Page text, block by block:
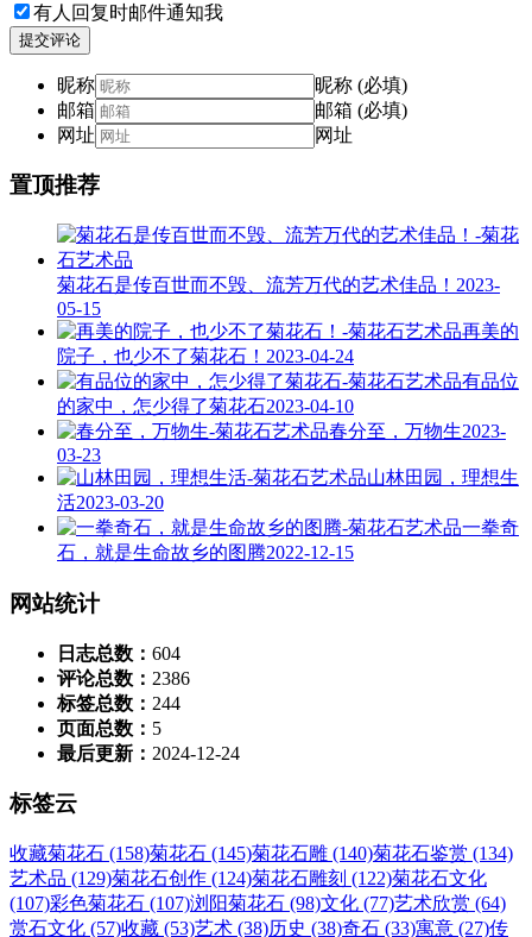
有人回复时邮件通知我
提交评论
昵称
昵称 (必填)
邮箱
邮箱 (必填)
网址
网址
置顶推荐
菊花石是传百世而不毁、流芳万代的艺术佳品！ 2023-
05-15
再美的
院子，也少不了菊花石！ 2023-04-24
有品位
的家中，怎少得了菊花石2023-04-10
春分至，万物生2023-
03-23
山林田园，理想生
活2023-03-20
一拳奇
石，就是生命故乡的图腾2022-12-15
网站统计
日志总数： 604
评论总数： 2386
标签总数： 244
页面总数： 5
最后更新： 2024-12-24
标签云
收藏菊花石 (158)菊花石 (145)菊花石雕 (140)菊花石鉴赏 (134)
艺术品 (129)菊花石创作 (124)菊花石雕刻 (122)菊花石文化
(107)彩色菊花石 (107)浏阳菊花石 (98)文化 (77)艺术欣赏 (64)
赏石文化 (57)收藏 (53)艺术 (38)历史 (38)奇石 (33)寓意 (27)传